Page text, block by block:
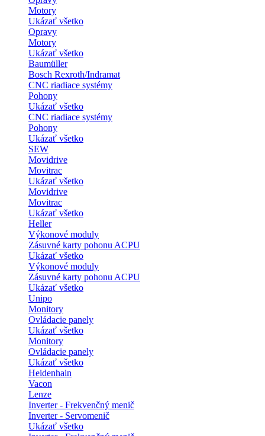
Motory
Ukázať všetko
Opravy
Motory
Ukázať všetko
Baumüller
Bosch Rexroth/Indramat
CNC riadiace systémy
Pohony
Ukázať všetko
CNC riadiace systémy
Pohony
Ukázať všetko
SEW
Movidrive
Movitrac
Ukázať všetko
Movidrive
Movitrac
Ukázať všetko
Heller
Výkonové moduly
Zásuvné karty pohonu ACPU
Ukázať všetko
Výkonové moduly
Zásuvné karty pohonu ACPU
Ukázať všetko
Unipo
Monitory
Ovládacie panely
Ukázať všetko
Monitory
Ovládacie panely
Ukázať všetko
Heidenhain
Vacon
Lenze
Inverter - Frekvenčný menič
Inverter - Servomenič
Ukázať všetko